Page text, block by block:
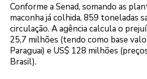
Conforme a Senad, somando as
maconha já colhida, 859 toneladas
circulação. A agência calcula o
25,7 milhões (tendo como base
Paraguai) e US$ 128 milhões
Brasil).